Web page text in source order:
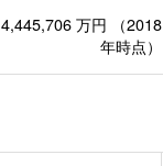
4,445,706 万円
（2018
年時点）